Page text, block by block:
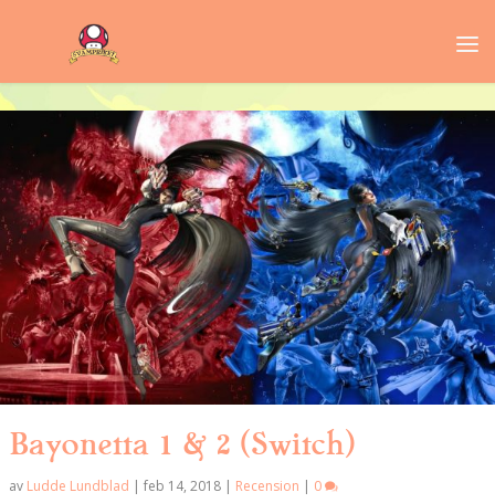
Bayonetta 1 & 2 (Switch)
av Ludde Lundblad | feb 14, 2018 | Recension | 0